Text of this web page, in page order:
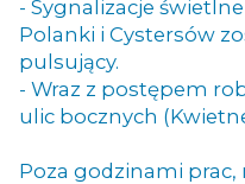
- Sygnalizacje
Polanki i Cystersów
pulsujący.
- Wraz z postępem
ulic bocznych
Poza godzinami prac,